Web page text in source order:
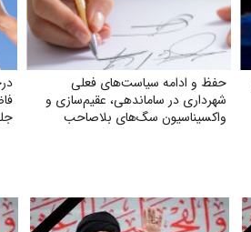
حفظ و ادامه سیاست‌های فعلی
شهرداری در ساماندهی، عقیم‌سازی و
واکسیناسیون سگ‌های بلاصاحب